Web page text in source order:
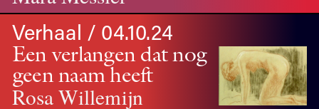
Verhaal / 04.10.24
Een verlangen dat nog
geen naam heeft
Rosa Willemijn